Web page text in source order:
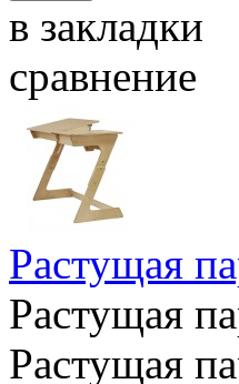
в закладки
сравнение
Растущая
Растущая
Растущая